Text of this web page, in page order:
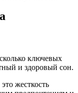
ключевых
и здоровый сон.
жесткость